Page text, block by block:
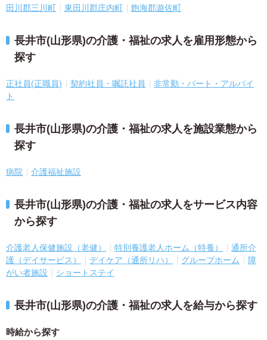
田川郡三川町
東田川郡庄内町 飽海郡遊佐町
長井市(山形県)の介護・福祉の求人を雇用形態から
探す
正社員(正職員) 契約社員・嘱託社員
非常勤・パート・アルバイ
ト
長井市(山形県)の介護・福祉の求人を施設業態から
探す
病院 介護福祉施設
長井市(山形県)の介護・福祉の求人をサービス内容
から探す
介護老人保健施設（老健） 特別養護老人ホーム（特養）
通所介
護（デイサービス）
デイケア（通所リハ） グループホーム
障
がい者施設
ショートステイ
長井市(山形県)の介護・福祉の求人を給与から探す
時給から探す